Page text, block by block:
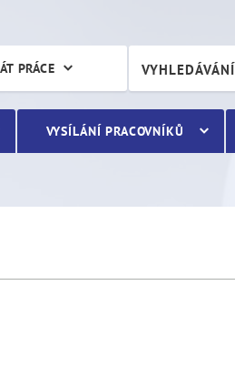
VYHLEDÁVÁNÍ
PRÁCE
VYSÍLÁNÍ PRACOVNÍKŮ